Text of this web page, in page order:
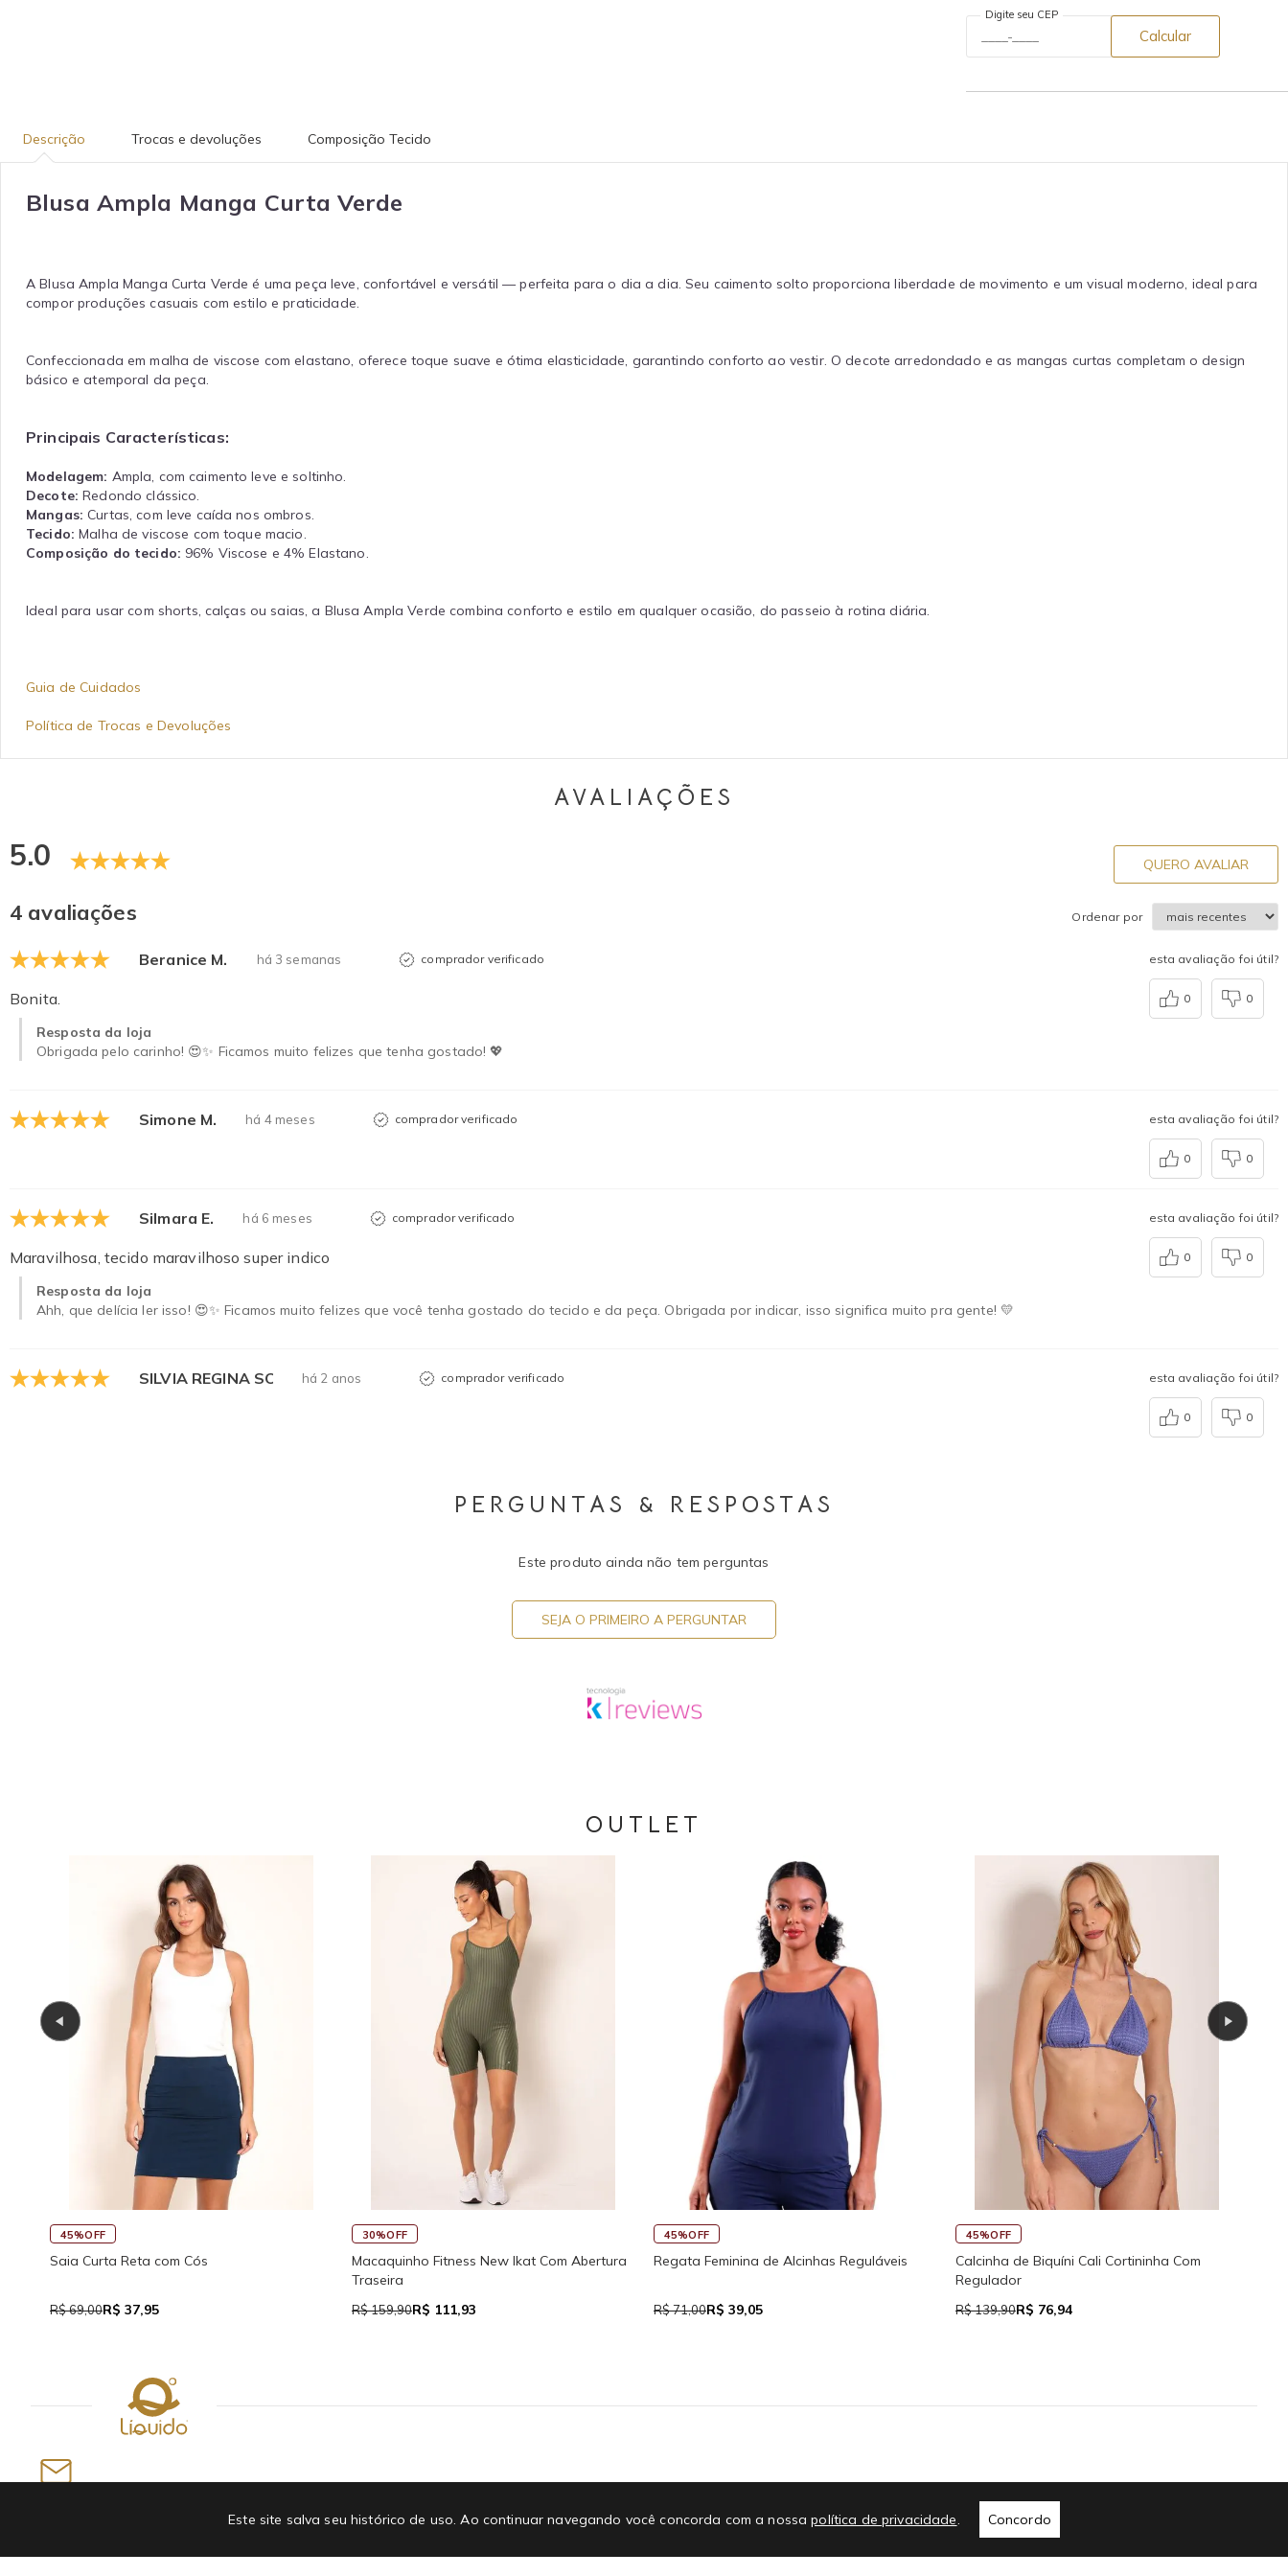
Digite seu CEP
Calcular
Descrição Trocas e devoluções Composição Tecido
Blusa Ampla Manga Curta Verde
A Blusa Ampla Manga Curta Verde é uma peça leve, confortável e versátil — perfeita para o dia a dia. Seu caimento solto proporciona liberdade de movimento e um visual moderno, ideal para
compor produções casuais com estilo e praticidade.
Confeccionada em malha de viscose com elastano, oferece toque suave e ótima elasticidade, garantindo conforto ao vestir. O decote arredondado e as mangas curtas completam o design
básico e atemporal da peça.
Principais Características:
Modelagem: Ampla, com caimento leve e soltinho.
Decote: Redondo clássico.
Mangas: Curtas, com leve caída nos ombros.
Tecido: Malha de viscose com toque macio.
Composição do tecido: 96% Viscose e 4% Elastano.
Ideal para usar com shorts, calças ou saias, a Blusa Ampla Verde combina conforto e estilo em qualquer ocasião, do passeio à rotina diária.
Guia de Cuidados
Política de Trocas e Devoluções
AVALIAÇÕES
5.0 QUERO AVALIAR
4 avaliações Ordenar por
Beranice M. há 3 semanas comprador verificado
Bonita.
Resposta da loja
Obrigada pelo carinho! 😍✨ Ficamos muito felizes que tenha gostado! 💖
esta avaliação foi útil?
0 0
Simone M. há 4 meses comprador verificado esta avaliação foi útil?
0 0
Silmara E. há 6 meses comprador verificado
Maravilhosa, tecido maravilhoso super indico
Resposta da loja
Ahh, que delícia ler isso! 😍✨ Ficamos muito felizes que você tenha gostado do tecido e da peça. Obrigada por indicar, isso significa muito pra gente! 💛
esta avaliação foi útil?
0 0
SILVIA REGINA SOARES SIMPLICIO DE
há 2 anos comprador verificado esta avaliação foi útil?
0 0
PERGUNTAS & RESPOSTAS
Este produto ainda não tem perguntas
SEJA O PRIMEIRO A PERGUNTAR
OUTLET
45%OFF
Saia Curta Reta com Cós
R$ 69,00R$ 37,95
30%OFF
Macaquinho Fitness New Ikat Com Abertura
Traseira
R$ 159,90R$ 111,93
45%OFF
Regata Feminina de Alcinhas Reguláveis
R$ 71,00R$ 39,05
45%OFF
Calcinha de Biquíni Cali Cortininha Com
Regulador
R$ 139,90R$ 76,94
Este site salva seu histórico de uso. Ao continuar navegando você concorda com a nossapolítica de privacidade. Concordo